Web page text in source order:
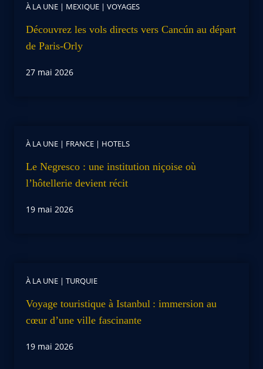
À LA UNE | MEXIQUE | VOYAGES
Découvrez les vols directs vers Cancún au départ
de Paris-Orly
27 mai 2026
À LA UNE | FRANCE | HOTELS
Le Negresco : une institution niçoise où
l’hôtellerie devient récit
19 mai 2026
À LA UNE | TURQUIE
Voyage touristique à Istanbul : immersion au
cœur d’une ville fascinante
19 mai 2026